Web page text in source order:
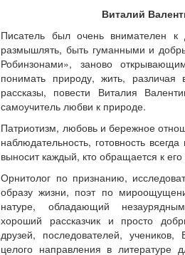
Виталий
Писатель был очень внимателен к
размышлять, быть гуманными и
Робинзонами», заново
понимать природу, жить,
рассказы, повести Виталия
самоучитель любви к природе.
Патриотизм, любовь и бережное
наблюдательность, готовность
выносит каждый, кто обращается к
Орнитолог по признанию,
образу жизни, поэт по
натуре, обладающий
хороший рассказчик и просто
друзей, последователей,
целого направления в литературе